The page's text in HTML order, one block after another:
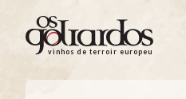
Os
Goliardos
Vinhos
vinhos de terroir europeus